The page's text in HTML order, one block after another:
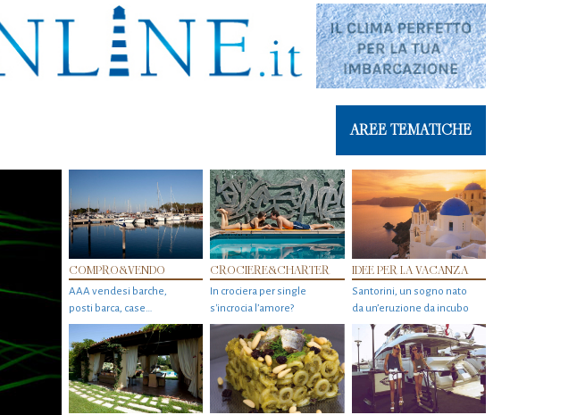
AREE TEMATICHE
COMPRO&VENDO
AAA vendesi barche,
posti barca, case…
CROCIERE&CHARTER
In crociera per single
s'incrocia l’amore?
IDEE PER LA VACANZA
Santorini, un sogno nato
da un’eruzione da incubo